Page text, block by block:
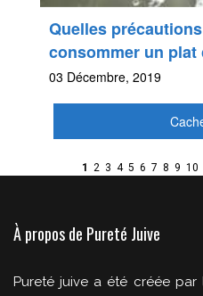
Quelles
consommer un plat
03 Décembre, 2019
1 2 3 4 5 6 7 8 9 10
À propos de Pureté Juive
Pureté juive a été créée par